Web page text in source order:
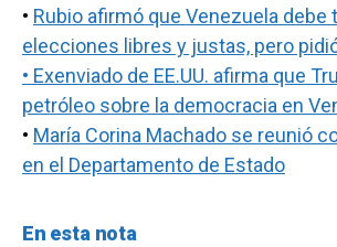
• Rubio afirmó que Venezuela debe
elecciones libres y justas, pero
• Exenviado de EE.UU. afirma que
petróleo sobre la democracia en
• María Corina Machado se reunió
en el Departamento de Estado
En esta nota